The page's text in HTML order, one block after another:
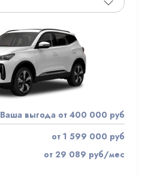
Ваша выгода от 400 000 руб
от 1 599 000 руб
от 29 089 руб/мес